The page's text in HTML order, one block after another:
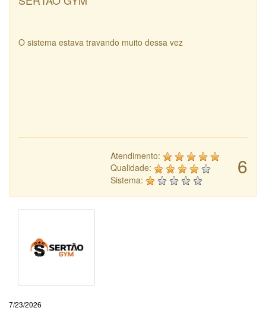
O sistema estava travando muito dessa vez
6
Atendimento:
Qualidade:
Sistema:
7/23/2026